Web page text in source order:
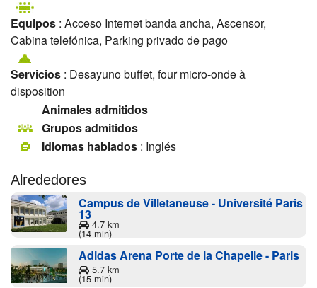
Equipos : Acceso Internet banda ancha, Ascensor,
Cabina telefónica, Parking privado de pago
Servicios : Desayuno buffet, four micro-onde à
disposition
Animales admitidos
Grupos admitidos
Idiomas hablados : Inglés
Alrededores
Campus de Villetaneuse - Université Paris
13
4.7 km
(14 min)
Adidas Arena Porte de la Chapelle - Paris
5.7 km
(15 min)